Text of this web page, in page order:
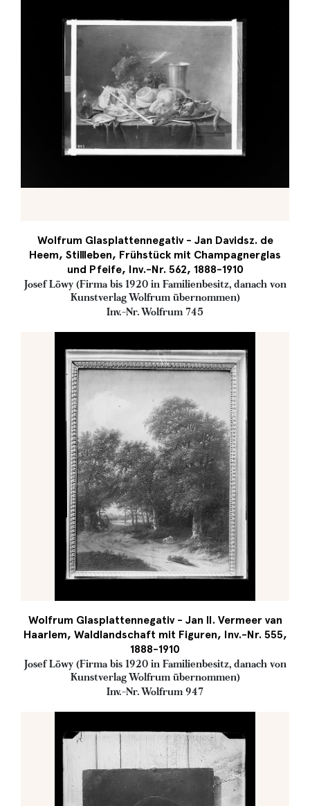
Wolfrum Glasplattennegativ - Jan Davidsz. de
Heem, Stillleben, Frühstück mit Champagnerglas
und Pfeife, Inv.-Nr. 562, 1888-1910
Josef Löwy (Firma bis 1920 in Familienbesitz, danach von
Kunstverlag Wolfrum übernommen)
Inv.-Nr. Wolfrum 745
Wolfrum Glasplattennegativ - Jan II. Vermeer van
Haarlem, Waldlandschaft mit Figuren, Inv.-Nr. 555,
1888-1910
Josef Löwy (Firma bis 1920 in Familienbesitz, danach von
Kunstverlag Wolfrum übernommen)
Inv.-Nr. Wolfrum 947